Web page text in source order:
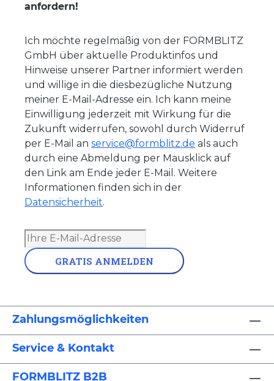
anfordern!
Ich möchte regelmäßig von der FORMBLITZ
GmbH über aktuelle Produktinfos und
Hinweise unserer Partner informiert werden
und willige in die diesbezügliche Nutzung
meiner E-Mail-Adresse ein. Ich kann meine
Einwilligung jederzeit mit Wirkung für die
Zukunft widerrufen, sowohl durch Widerruf
per E-Mail an service@formblitz.de als auch
durch eine Abmeldung per Mausklick auf
den Link am Ende jeder E-Mail. Weitere
Informationen finden sich in der
Datensicherheit.
GRATIS ANMELDEN
Zahlungsmöglichkeiten
Service & Kontakt
FORMBLITZ B2B